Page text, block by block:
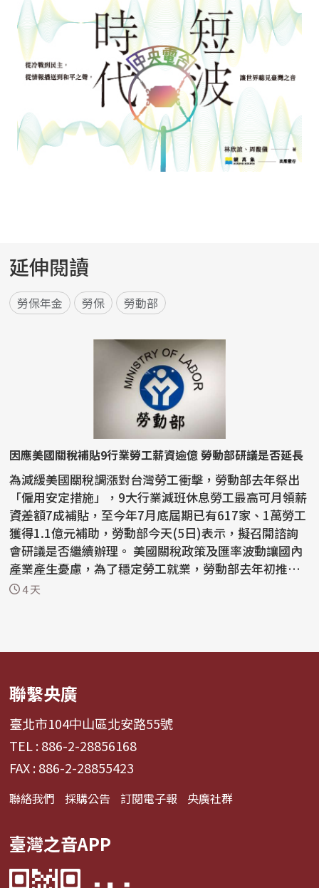
延伸閱讀
勞保年金 勞保 勞動部
因應美國關稅補貼9行業勞工薪資逾億 勞動部研議是否延長
為減緩美國關稅調漲對台灣勞工衝擊，勞動部去年祭出
「僱用安定措施」，9大行業減班休息勞工最高可月領薪
資差額7成補貼，至今年7月底屆期已有617家、1萬勞工
獲得1.1億元補助，勞動部今天(5日)表示，擬召開諮詢
會研議是否繼續辦理。 美國關稅政策及匯率波動讓國內
產業產生憂慮，為了穩定勞工就業，勞動部去年初推動
僱...4 天
聯繫央廣
臺北市104中山區北安路55號
TEL : 886-2-28856168
FAX : 886-2-28855423
聯絡我們 採購公告 訂閱電子報 央廣社群
臺灣之音APP